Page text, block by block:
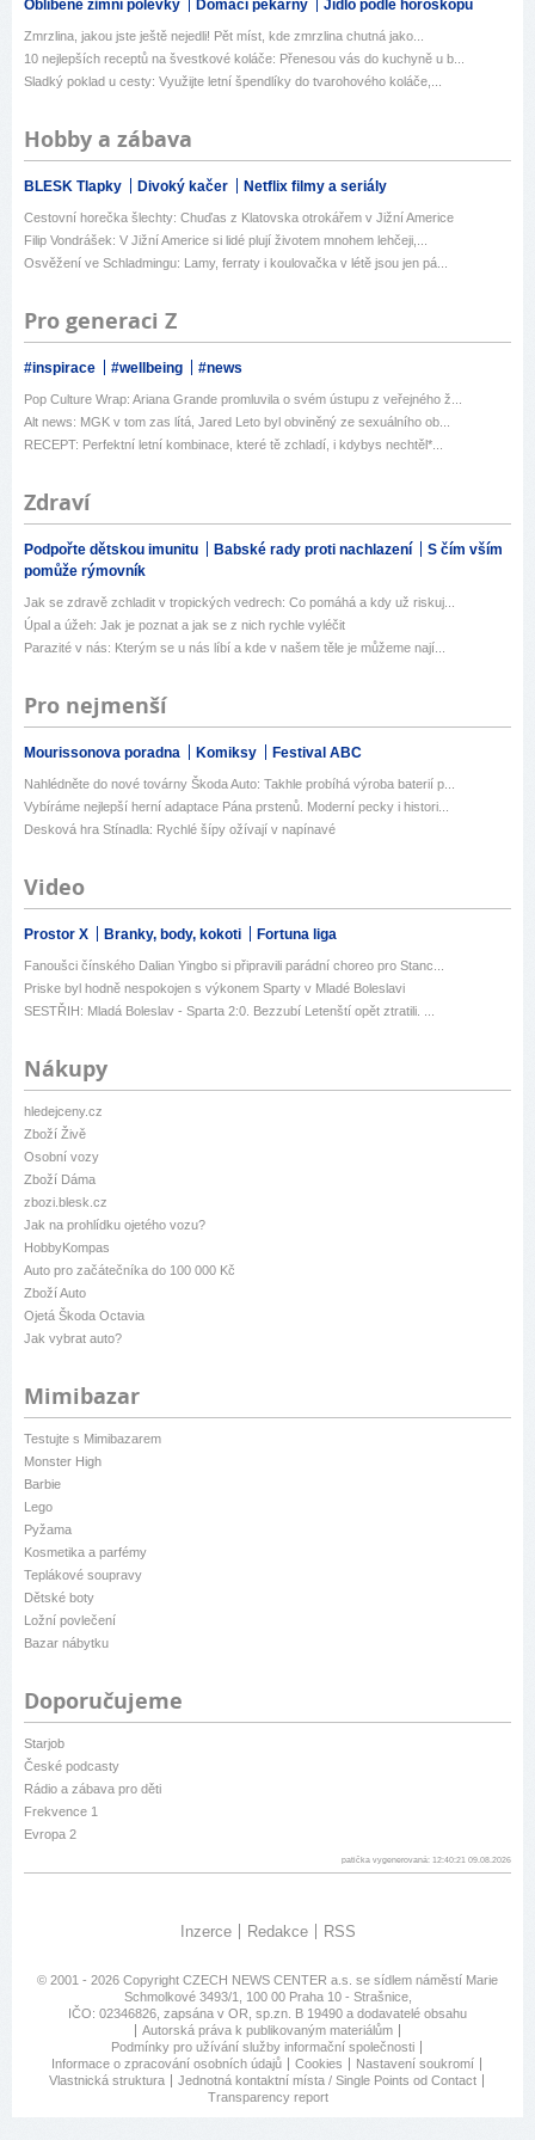
Oblíbené zimní polévky Domácí pekárny Jídlo podle horoskopu
Zmrzlina, jakou jste ještě nejedli! Pět míst, kde zmrzlina chutná jako...
10 nejlepších receptů na švestkové koláče: Přenesou vás do kuchyně u b...
Sladký poklad u cesty: Využijte letní špendlíky do tvarohového koláče,...
Hobby a zábava
BLESK Tlapky Divoký kačer Netflix filmy a seriály
Cestovní horečka šlechty: Chuďas z Klatovska otrokářem v Jižní Americe
Filip Vondrášek: V Jižní Americe si lidé plují životem mnohem lehčeji,...
Osvěžení ve Schladmingu: Lamy, ferraty i koulovačka v létě jsou jen pá...
Pro generaci Z
#inspirace #wellbeing #news
Pop Culture Wrap: Ariana Grande promluvila o svém ústupu z veřejného ž...
Alt news: MGK v tom zas lítá, Jared Leto byl obviněný ze sexuálního ob...
RECEPT: Perfektní letní kombinace, které tě zchladí, i kdybys nechtěl*...
Zdraví
Podpořte dětskou imunitu Babské rady proti nachlazení
S čím vším
pomůže rýmovník
Jak se zdravě zchladit v tropických vedrech: Co pomáhá a kdy už riskuj...
Úpal a úžeh: Jak je poznat a jak se z nich rychle vyléčit
Parazité v nás: Kterým se u nás líbí a kde v našem těle je můžeme nají...
Pro nejmenší
Mourissonova poradna Komiksy Festival ABC
Nahlédněte do nové továrny Škoda Auto: Takhle probíhá výroba baterií p...
Vybíráme nejlepší herní adaptace Pána prstenů. Moderní pecky i histori...
Desková hra Stínadla: Rychlé šípy ožívají v napínavé
Video
Prostor X Branky, body, kokoti Fortuna liga
Fanoušci čínského Dalian Yingbo si připravili parádní choreo pro Stanc...
Priske byl hodně nespokojen s výkonem Sparty v Mladé Boleslavi
SESTŘIH: Mladá Boleslav - Sparta 2:0. Bezzubí Letenští opět ztratili. ...
Nákupy
hledejceny.cz
Zboží Živě
Osobní vozy
Zboží Dáma
zbozi.blesk.cz
Jak na prohlídku ojetého vozu?
HobbyKompas
Auto pro začátečníka do 100 000 Kč
Zboží Auto
Ojetá Škoda Octavia
Jak vybrat auto?
Mimibazar
Testujte s Mimibazarem
Monster High
Barbie
Lego
Pyžama
Kosmetika a parfémy
Teplákové soupravy
Dětské boty
Ložní povlečení
Bazar nábytku
Doporučujeme
Starjob
České podcasty
Rádio a zábava pro děti
Frekvence 1
Evropa 2
patička vygenerovaná: 12:40:21 09.08.2026
Inzerce Redakce RSS
© 2001 - 2026 Copyright CZECH NEWS CENTER a.s. se sídlem náměstí Marie
Schmolkové 3493/1, 100 00 Praha 10 - Strašnice,
IČO: 02346826, zapsána v OR, sp.zn. B 19490 a dodavatelé obsahu
Autorská práva k publikovaným materiálům
Podmínky pro užívání služby informační společnosti
Informace o zpracování osobních údajů
Cookies
Nastavení soukromí
Vlastnická struktura
Jednotná kontaktní místa / Single Points od Contact
Transparency report